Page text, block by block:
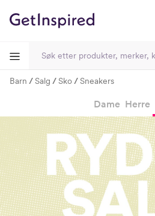
Barn Salg Sko Sneakers
Dame Herre